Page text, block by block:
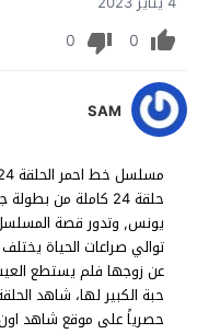
0
0
SAM
حلقة 24 كاملة من
يونس, وتدور قصة
توالي صراعات الحياة يختلف
عن زوجها فلم يستطع
حصرياً على موقع شاهد